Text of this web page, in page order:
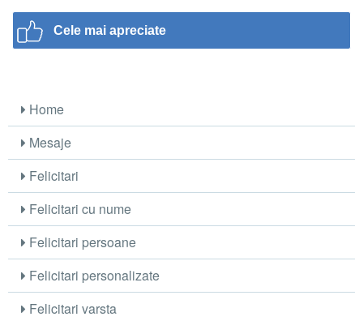
Cele mai apreciate
Home
Mesaje
Felicitari
Felicitari cu nume
Felicitari persoane
Felicitari personalizate
Felicitari varsta